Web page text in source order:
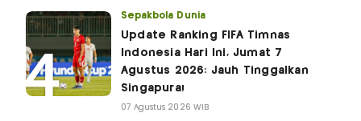
Sepakbola Dunia
Update Ranking FIFA Timnas
Indonesia Hari Ini, Jumat 7
Agustus 2026: Jauh Tinggalkan
Singapura!
07 Agustus 2026 WIB